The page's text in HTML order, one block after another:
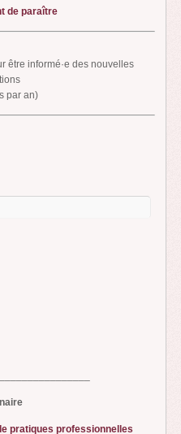
de paraître
être informé·e des nouvelles
par an)
pratiques professionnelles